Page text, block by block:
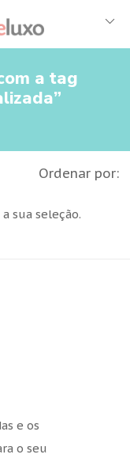
a tag
Ordenar por:
sua seleção.
e os
o seu